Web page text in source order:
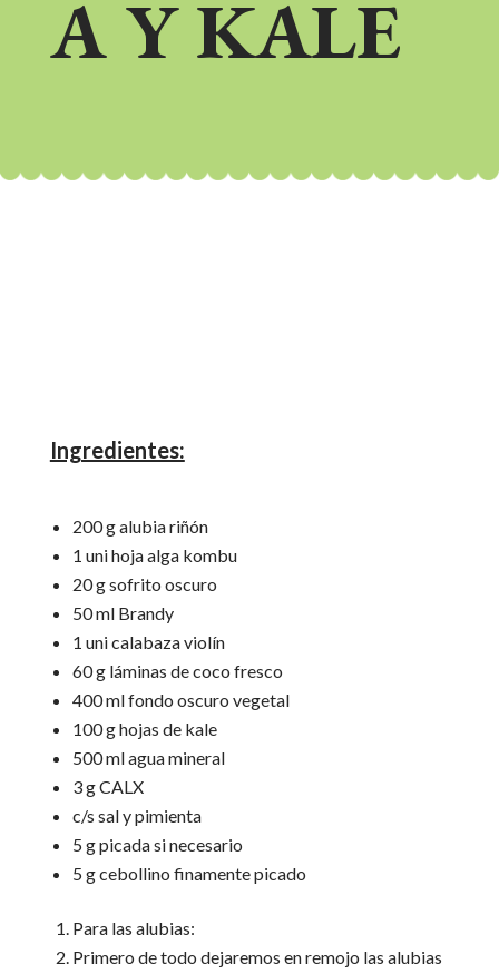
A Y KALE
Ingredientes:
200 g alubia riñón
1 uni hoja alga kombu
20 g sofrito oscuro
50 ml Brandy
1 uni calabaza violín
60 g láminas de coco fresco
400 ml fondo oscuro vegetal
100 g hojas de kale
500 ml agua mineral
3 g CALX
c/s sal y pimienta
5 g picada si necesario
5 g cebollino finamente picado
Para las alubias:
Primero de todo dejaremos en remojo las alubias